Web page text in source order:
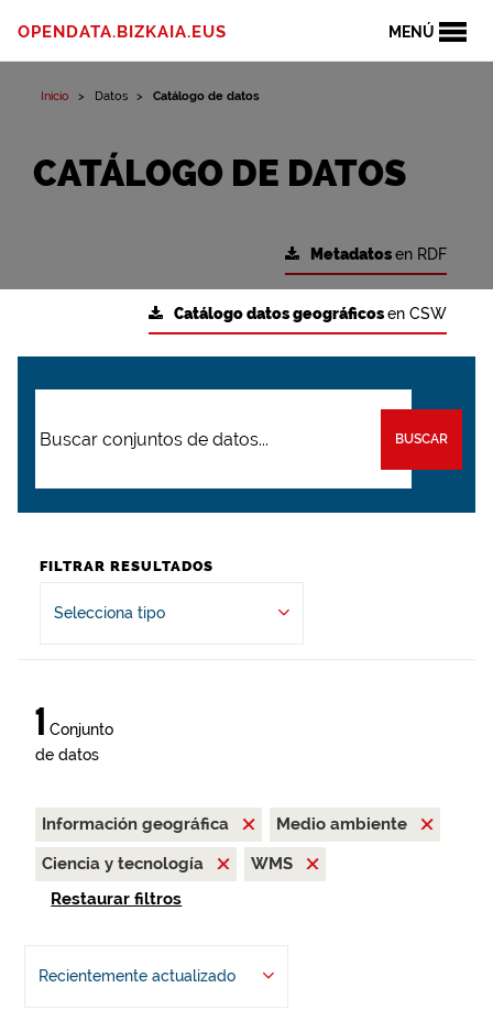
MENÚ
OPENDATA.BIZKAIA.EUS
Inicio Datos Catálogo de datos
CATÁLOGO DE DATOS
Metadatosen RDF
Catálogo datos geográficosen CSW
BUSCAR
FILTRAR RESULTADOS
Selecciona tipo
1 Conjunto
de datos
Información geográfica
Medio ambiente
Ciencia y tecnología
WMS
Restaurar filtros
Recientemente actualizado